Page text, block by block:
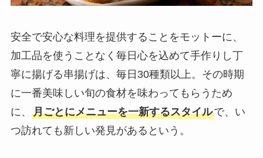
安全で安心な料理を提供することをモットーに、
加工品を使うことなく毎日心を込めて手作りし丁
寧に揚げる串揚げは、毎日30種類以上。その時期
に一番美味しい旬の食材を味わってもらうため
に、 月ごとにメニューを一新するスタイルで、い
つ訪れても新しい発見があるという。